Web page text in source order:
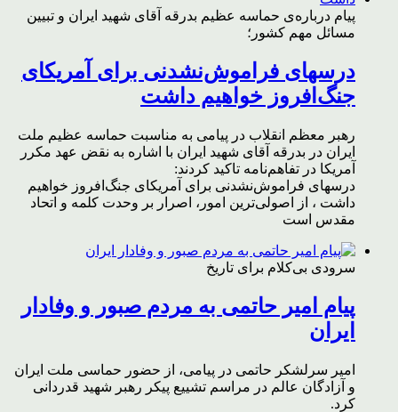
پیام درباره‌ی حماسه عظیم بدرقه آقای شهید ایران و تبیین
مسائل مهم کشور؛
درسهای فراموش‌نشدنی برای آمریکای
جنگ‌افروز خواهیم داشت
رهبر معظم انقلاب در پیامی به مناسبت حماسه عظیم ملت
ایران در بدرقه آقای شهید ایران با اشاره به نقض عهد مکرر
آمریکا در تفاهم‌نامه تاکید کردند:
درسهای فراموش‌نشدنی برای آمریکای جنگ‌افروز خواهیم
داشت ، از اصولی‌ترین امور، اصرار بر وحدت کلمه و اتحاد
مقدس است
سرودی بی‌کلام برای تاریخ
پیام امیر حاتمی به مردم صبور و وفادار
ایران
امیر سرلشکر حاتمی در پیامی، از حضور حماسی ملت ایران
و آزادگان عالم در مراسم تشییع پیکر رهبر شهید قدردانی
کرد.